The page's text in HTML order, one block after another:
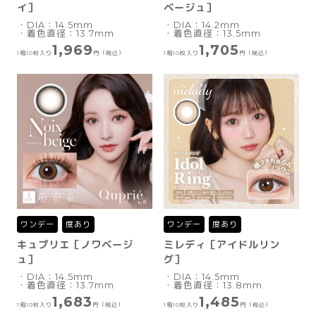
イ］
・DIA：14.5mm
・着色直径：13.7mm
1箱10枚入り 1,969 円（税込）
ベージュ］
・DIA：14.2mm
・着色直径：13.5mm
1箱10枚入り 1,705 円（税込）
ワンデー 度あり
キュプリエ［ノワベージ
ュ］
・DIA：14.5mm
・着色直径：13.7mm
1箱10枚入り 1,683 円（税込）
ワンデー 度あり
ミレディ［アイドルリン
グ］
・DIA：14.5mm
・着色直径：13.8mm
1箱10枚入り 1,485 円（税込）